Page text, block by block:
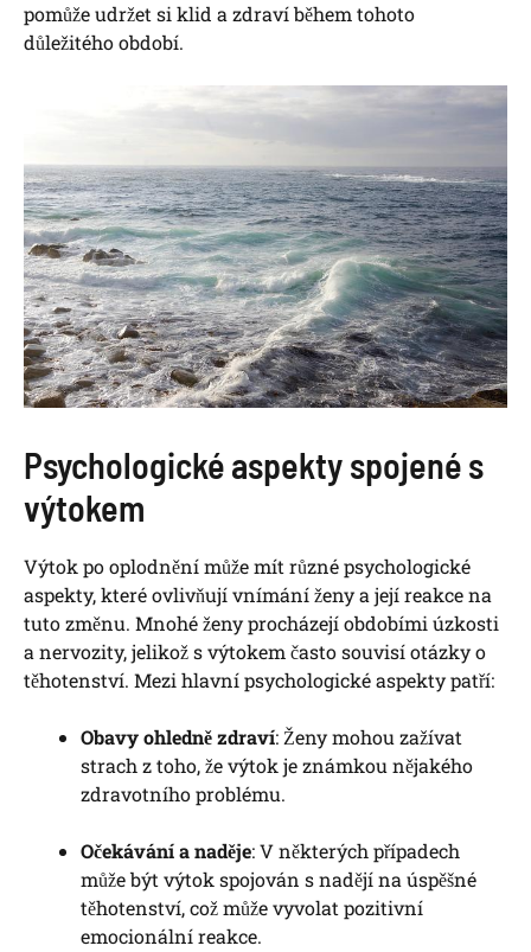
pomůže udržet si klid a zdraví během tohoto
důležitého období.
Psychologické aspekty spojené s
výtokem
Výtok po oplodnění může mít různé psychologické
aspekty, které ovlivňují vnímání ženy a její reakce na
tuto změnu. Mnohé ženy procházejí obdobími úzkosti
a nervozity, jelikož s výtokem často souvisí otázky o
těhotenství. Mezi hlavní psychologické aspekty patří:
Obavy ohledně zdraví: Ženy mohou zažívat
strach z toho, že výtok je známkou nějakého
zdravotního problému.
Očekávání a naděje: V některých případech
může být výtok spojován s nadějí na úspěšné
těhotenství, což může vyvolat pozitivní
emocionální reakce.